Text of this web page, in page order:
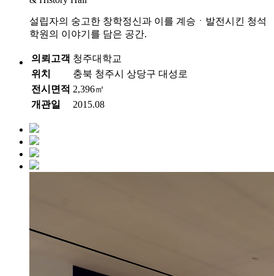
설립자의 숭고한 창학정신과 이를 계승ㆍ발전시킨 청석
학원의 이야기를 담은 공간.
의뢰고객 청주대학교
위치
충북 청주시 상당구 대성로
전시면적 2,396㎡
개관일
2015.08